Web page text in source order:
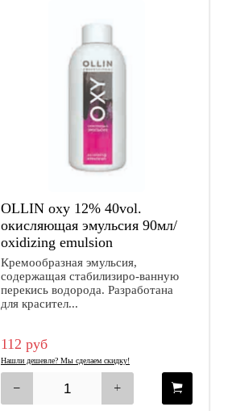
OLLIN oxy 12% 40vol.
окисляющая эмульсия 90мл/
oxidizing emulsion
Кремообразная эмульсия,
содержащая стабилизиро-ванную
перекись водорода. Разработана
для красител...
112 руб
Нашли дешевле? Мы сделаем скидку!